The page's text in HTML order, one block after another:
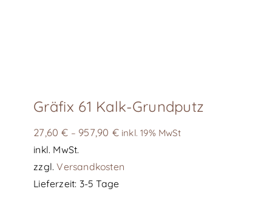
Gräfix 61 Kalk-Grundputz
27,60€ – 957,90 € inkl. 19% MwSt
inkl. MwSt.
zzgl.Versandkosten
Lieferzeit: 3-5 Tage